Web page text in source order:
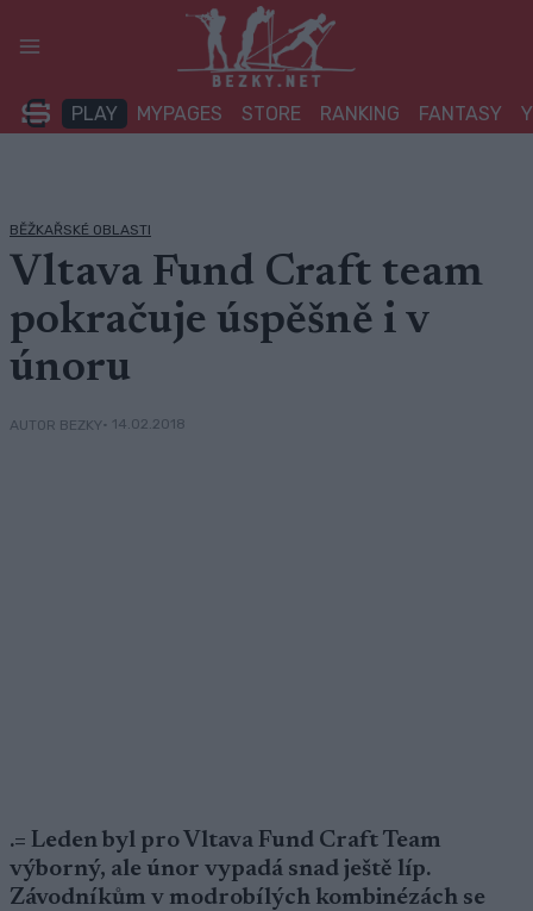
PLAY MYPAGES STORE RANKING FANTASY
BĚŽKAŘSKÉ OBLASTI
Vltava Fund Craft team
pokračuje úspěšně i v
únoru
AUTOR BEZKY• 14.02.2018
.= Leden byl pro Vltava Fund Craft Team
výborný, ale únor vypadá snad ještě líp.
Závodníkům v modrobílých kombinézách se